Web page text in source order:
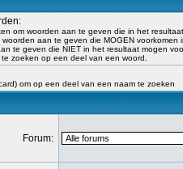
om woorden aan te geven die in het
woorden aan te geven die MOGEN voorkomen
te geven die NIET in het resultaat mogen
zoeken op een deel van een woord.
om op een deel van een naam te zoeken
Forum: